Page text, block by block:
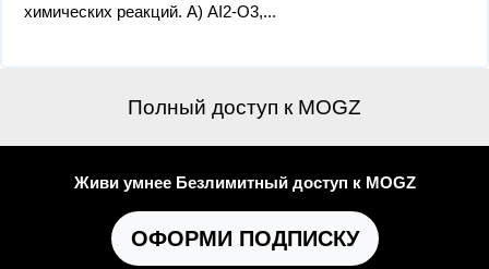
химических реакций. А) АI2-O3,...
Полный доступ к MOGZ
Живи умнее Безлимитный доступ к MOGZ
ОФОРМИ ПОДПИСКУ